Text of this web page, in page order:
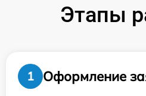
Этапы
1
Оформление